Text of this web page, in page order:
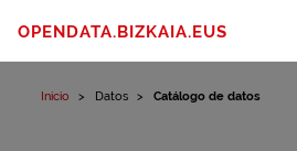
OPENDATA.BIZKAIA.EUS
Inicio Datos Catálogo de datos